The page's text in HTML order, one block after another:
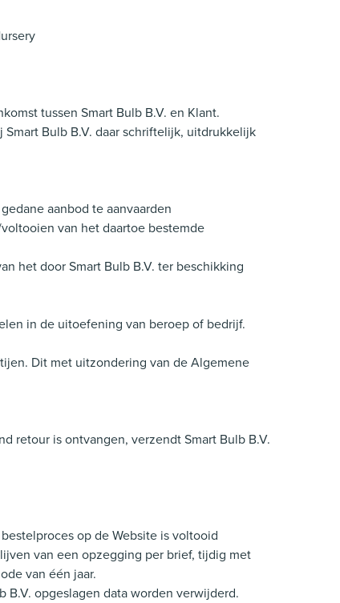
tussen Smart Bulb B.V. en Klant.
Bulb B.V. daar schriftelijk, uitdrukkelijk
aanbod te aanvaarden
van het daartoe bestemde
het door Smart Bulb B.V. ter beschikking
in de uitoefening van beroep of bedrijf.
Dit met uitzondering van de Algemene
retour is ontvangen, verzendt Smart Bulb B.V.
op de Website is voltooid
van een opzegging per brief, tijdig met
van één jaar.
B.V. opgeslagen data worden verwijderd.